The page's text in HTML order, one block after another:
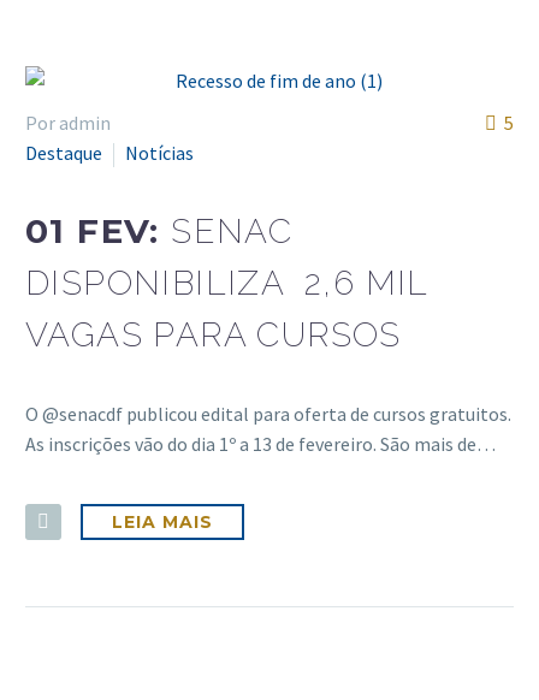
Português 5
Por admin
Destaque
Notícias
01 FEV: SENAC
DISPONIBILIZA 2,6 MIL
VAGAS PARA CURSOS
O @senacdf publicou edital para oferta de cursos gratuitos.
As inscrições vão do dia 1º a 13 de fevereiro. São mais de…
LEIA MAIS